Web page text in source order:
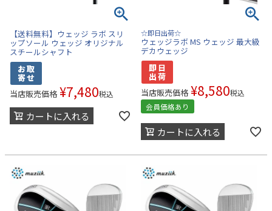
【送料無料】ウェッジ ラボ スリ
ップソール ウェッジ オリジナル
スチールシャフト
当店販売価格 ¥7,480税込
カートに入れる
☆即日出荷☆
ウェッジラボ MS ウェッジ 最大級
デカウェッジ
当店販売価格 ¥8,580税込
会員価格あり
カートに入れる